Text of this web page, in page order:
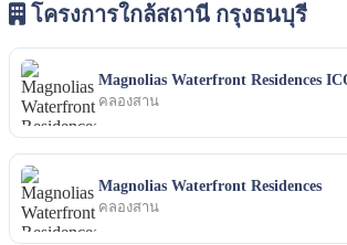
โครงการใกล้สถานี กรุงธนบุรี
Magnolias Waterfront Residences
คลองสาน
Magnolias Waterfront Residences
คลองสาน